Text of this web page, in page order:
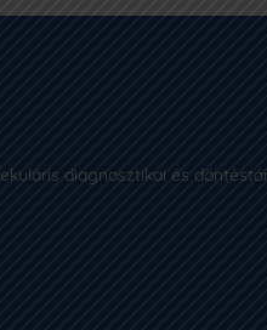
diagnosztikai és